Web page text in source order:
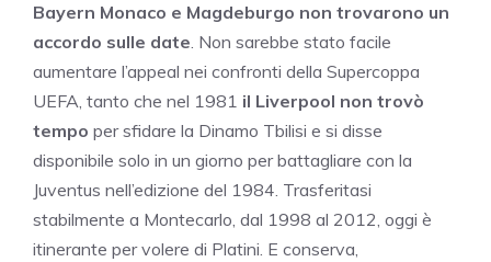
Bayern Monaco e Magdeburgo non trovarono un
accordo sulle date. Non sarebbe stato facile
aumentare l’appeal nei confronti della Supercoppa
UEFA, tanto che nel 1981 il Liverpool non trovò
tempo per sfidare la Dinamo Tbilisi e si disse
disponibile solo in un giorno per battagliare con la
Juventus nell’edizione del 1984. Trasferitasi
stabilmente a Montecarlo, dal 1998 al 2012, oggi è
itinerante per volere di Platini. E conserva,